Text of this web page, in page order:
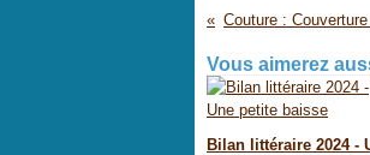
Vous aimerez
Bilan littéraire 2024 -